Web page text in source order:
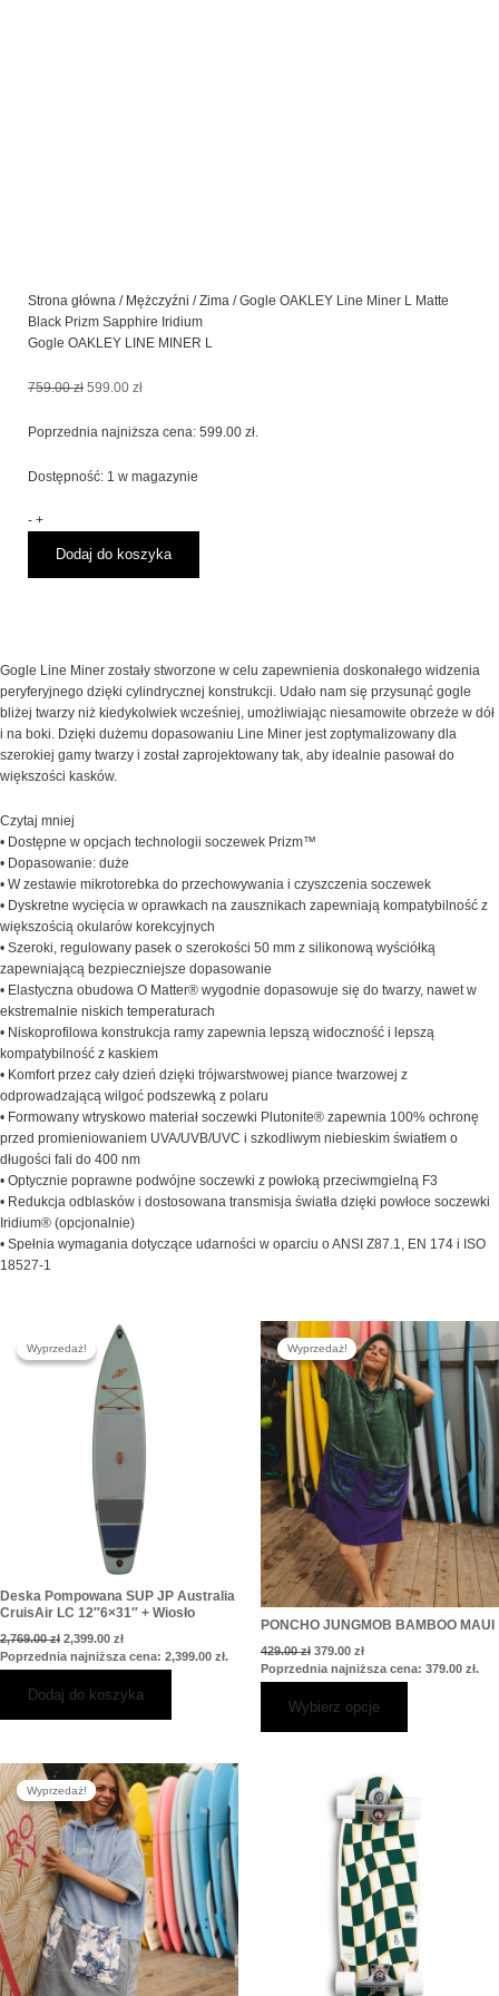
Strona główna / Mężczyźni /Zima / Gogle OAKLEY Line Miner L Matte
Black Prizm Sapphire Iridium
Gogle OAKLEY LINE MINER L
759.00zł Pierwotna
wynosiła:
599.00 złAktualna
wynosi:
Poprzednia najniższa cena: 599.00 zł.
Dostępność: 1 w magazynie
-
ilość
OAKLEY
Miner
L
Sapphire
Iridium
+
Dodaj do koszyka
Gogle Line Miner zostały stworzone w celu zapewnienia doskonałego widzenia
peryferyjnego dzięki cylindrycznej konstrukcji. Udało nam się przysunąć gogle
bliżej twarzy niż kiedykolwiek wcześniej, umożliwiając niesamowite obrzeże w dół
i na boki. Dzięki dużemu dopasowaniu Line Miner jest zoptymalizowany dla
szerokiej gamy twarzy i został zaprojektowany tak, aby idealnie pasował do
większości kasków.
Czytaj mniej
• Dostępne w opcjach technologii soczewek Prizm™
• Dopasowanie: duże
• W zestawie mikrotorebka do przechowywania i czyszczenia soczewek
• Dyskretne wycięcia w oprawkach na zausznikach zapewniają kompatybilność z
większością okularów korekcyjnych
• Szeroki, regulowany pasek o szerokości 50 mm z silikonową wyściółką
zapewniającą bezpieczniejsze dopasowanie
• Elastyczna obudowa O Matter® wygodnie dopasowuje się do twarzy, nawet w
ekstremalnie niskich temperaturach
• Niskoprofilowa konstrukcja ramy zapewnia lepszą widoczność i lepszą
kompatybilność z kaskiem
• Komfort przez cały dzień dzięki trójwarstwowej piance twarzowej z
odprowadzającą wilgoć podszewką z polaru
• Formowany wtryskowo materiał soczewki Plutonite® zapewnia 100% ochronę
przed promieniowaniem UVA/UVB/UVC i szkodliwym niebieskim światłem o
długości fali do 400 nm
• Optycznie poprawne podwójne soczewki z powłoką przeciwmgielną F3
• Redukcja odblasków i dostosowana transmisja światła dzięki powłoce soczewki
Iridium® (opcjonalnie)
• Spełnia wymagania dotyczące udarności w oparciu o ANSI Z87.1, EN 174 i ISO
18527-1
Wyprzedaż!
Wyprzedaż!
Deska Pompowana SUP JP Australia
CruisAir LC 12″6×31″ + Wiosło
2,769.00zł
Pierwotna
wynosiła:
2,769.00 zł.
2,399.00 zł
Aktualna
cena
wynosi:
2,399.00 zł.
Poprzednia najniższa cena: 2,399.00 zł.
Dodaj do koszyka
Wyprzedaż!
Wyprzedaż!
PONCHO JUNGMOB BAMBOO MAUI
429.00zł
Pierwotna
cena
wynosiła:
429.00 zł.
379.00 zł
Aktualna
cena
wynosi:
379.00 zł.
Poprzednia najniższa cena: 379.00 zł.
Wybierz opcje
Ten
produkt
ma
wiele
wariantów.
Opcje
można
wybrać
na
stronie
produktu
Wyprzedaż!
Wyprzedaż!
Pierwotna
cena
wynosiła:
429.00 zł.
Aktualna
cena
wynosi:
379.00 zł.
Ten
produkt
ma
wiele
wariantów.
Opcje
można
wybrać
na
stronie
produktu